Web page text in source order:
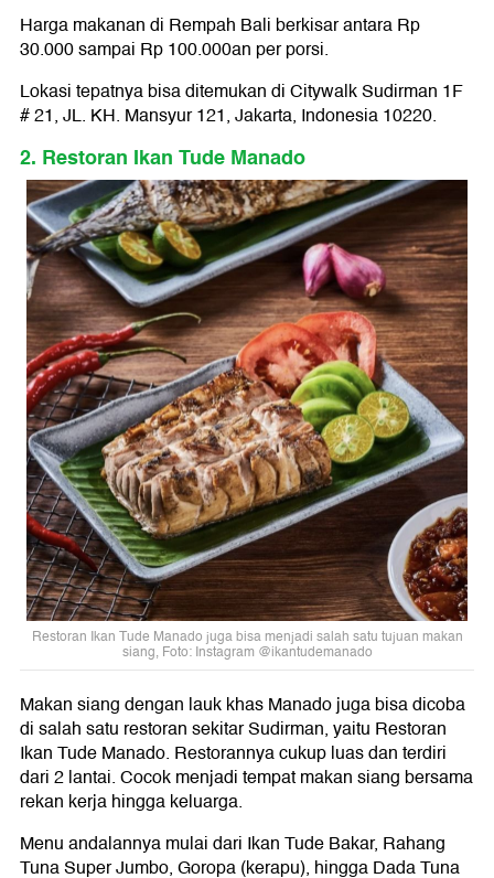
Harga makanan di Rempah Bali berkisar antara Rp
30.000 sampai Rp 100.000an per porsi.
Lokasi tepatnya bisa ditemukan di Citywalk Sudirman 1F
# 21, JL. KH. Mansyur 121, Jakarta, Indonesia 10220.
2. Restoran Ikan Tude Manado
Restoran Ikan Tude Manado juga bisa menjadi salah satu tujuan makan
siang, Foto: Instagram @ikantudemanado
Makan siang dengan lauk khas Manado juga bisa dicoba
di salah satu restoran sekitar Sudirman, yaitu Restoran
Ikan Tude Manado. Restorannya cukup luas dan terdiri
dari 2 lantai. Cocok menjadi tempat makan siang bersama
rekan kerja hingga keluarga.
Menu andalannya mulai dari Ikan Tude Bakar, Rahang
Tuna Super Jumbo, Goropa (kerapu), hingga Dada Tuna